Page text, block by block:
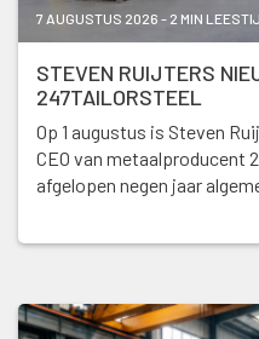
7 AUGUSTUS 2026 - 2 MIN
STEVEN RUIJTERS
247TAILORSTEEL
Op 1 augustus is Steven
CEO van metaalproducent
afgelopen negen jaar